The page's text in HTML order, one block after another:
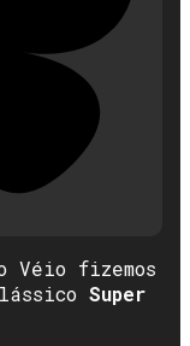
Véio fizemos
Super